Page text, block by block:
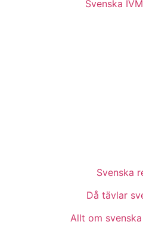
Svenska
Svenska
Då tävlar
Allt om